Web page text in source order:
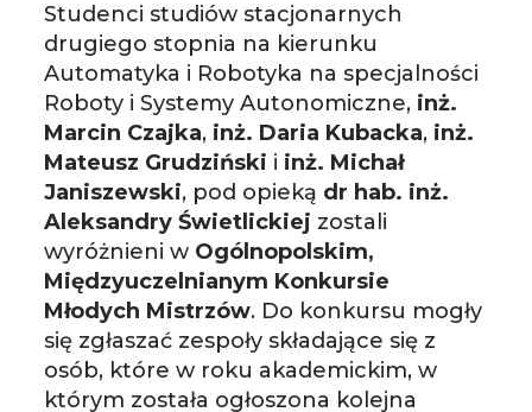
Studenci studiów stacjonarnych
drugiego stopnia na kierunku
Automatyka i Robotyka na specjalności
Roboty i Systemy Autonomiczne, inż.
Marcin Czajka, inż. Daria Kubacka, inż.
Mateusz Grudziński i inż. Michał
Janiszewski, pod opieką dr hab. inż.
Aleksandry Świetlickiej zostali
wyróżnieni w Ogólnopolskim,
Międzyuczelnianym Konkursie
Młodych Mistrzów. Do konkursu mogły
się zgłaszać zespoły składające się z
osób, które w roku akademickim, w
którym została ogłoszona kolejna